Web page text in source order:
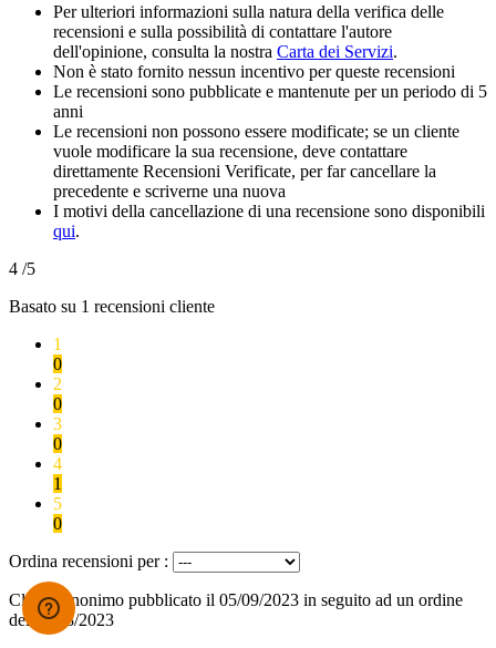
Per ulteriori informazioni sulla natura della verifica delle
recensioni e sulla possibilità di contattare l'autore
dell'opinione, consulta la nostra Carta dei Servizi.
Non è stato fornito nessun incentivo per queste recensioni
Le recensioni sono pubblicate e mantenute per un periodo di 5
anni
Le recensioni non possono essere modificate; se un cliente
vuole modificare la sua recensione, deve contattare
direttamente Recensioni Verificate, per far cancellare la
precedente e scriverne una nuova
I motivi della cancellazione di una recensione sono disponibili
qui.
4 /5
Basato su 1 recensioni cliente
1
0
2
0
3
0
4
1
5
0
Ordina recensioni per :
Cliente anonimo pubblicato il 05/09/2023 in seguito ad un ordine
del 24/08/2023